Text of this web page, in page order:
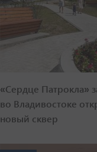
«Сердце Патрокла»
во Владивостоке
новый сквер